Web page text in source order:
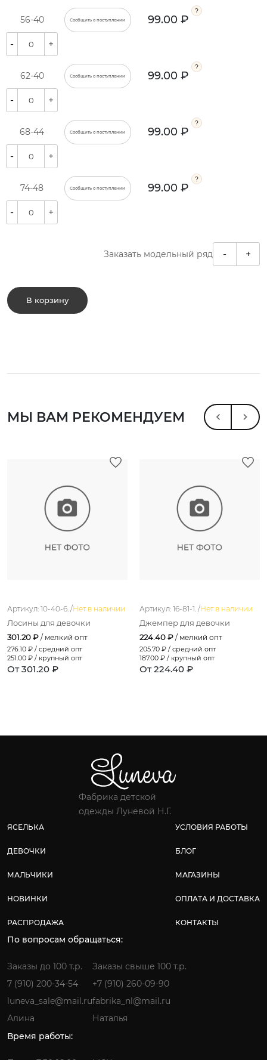
56-40 Сообщить о поступлении 99.00 ₽
- +
62-40 Сообщить о поступлении 99.00 ₽
- +
68-44 Сообщить о поступлении 99.00 ₽
- +
74-48 Сообщить о поступлении 99.00 ₽
- +
Заказать модельный ряд - +
В корзину
МЫ ВАМ РЕКОМЕНДУЕМ
Артикул: 10-40-6. /Нет в наличии
Лосины для девочки
301.20 ₽ / мелкий опт
276.10 ₽ / средний опт
251.00 ₽ / крупный опт
От 301.20 ₽
Артикул: 16-81-1. /Нет в наличии
Джемпер для девочки
224.40 ₽ / мелкий опт
205.70 ₽ / средний опт
187.00 ₽ / крупный опт
От 224.40 ₽
Фабрика детской
одежды Лунёвой Н.Г.
ЯСЕЛЬКА
ДЕВОЧКИ
МАЛЬЧИКИ
НОВИНКИ
РАСПРОДАЖА
УСЛОВИЯ РАБОТЫ
БЛОГ
МАГАЗИНЫ
ОПЛАТА И ДОСТАВКА
КОНТАКТЫ
По вопросам обращаться:
Заказы до 100 т.р.
7 (910) 200-34-54
luneva_sale@mail.ru
Алина
Заказы свыше 100 т.р.
+7 (910) 260-09-90
fabrika_nl@mail.ru
Наталья
Время работы: